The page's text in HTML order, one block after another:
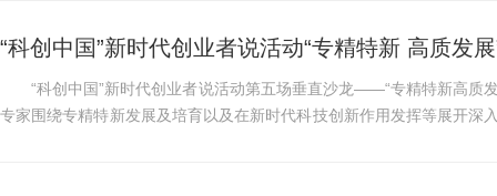
“科创中国”新时代创业者说活动“专精特新 高质发
“科创中国”新时代创业者说活动第五场垂直沙龙——“专精特新高质
专家围绕专精特新发展及培育以及在新时代科技创新作用发挥等展开深